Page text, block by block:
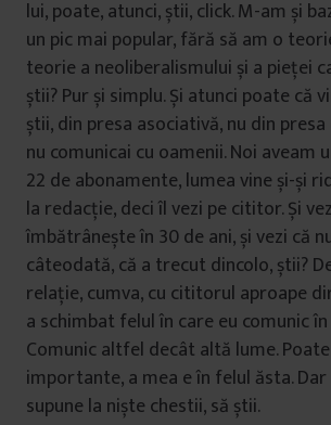
lui, poate, atunci, știi, click. M-am și
un pic mai popular, fără să am o
teorie a neoliberalismului și a pieței
știi? Pur și simplu. Și atunci poate că
știi, din presa asociativă, nu din
nu comunicai cu oamenii. Noi aveam
22 de abonamente, lumea vine și-și
la redacție, deci îl vezi pe cititor. Și
îmbătrânește în 30 de ani, și vezi că
câteodată, că a trecut dincolo, știi?
relație, cumva, cu cititorul aproape
a schimbat felul în care eu comunic
Comunic altfel decât altă lume.
importante, a mea e în felul ăsta.
supune la niște chestii, să știi.